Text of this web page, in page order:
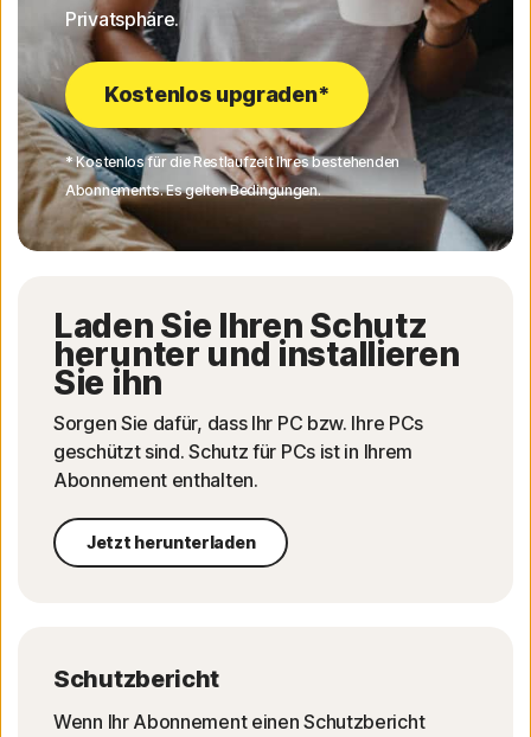
Privatsphäre.
Kostenlos upgraden*
* Kostenlos für die Restlaufzeit Ihres bestehenden
Abonnements. Es gelten Bedingungen.
Laden Sie Ihren Schutz
herunter und installieren
Sie ihn
Sorgen Sie dafür, dass Ihr PC bzw. Ihre PCs
geschützt sind. Schutz für PCs ist in Ihrem
Abonnement enthalten.
Jetzt herunterladen
Schutzbericht
Wenn Ihr Abonnement einen Schutzbericht